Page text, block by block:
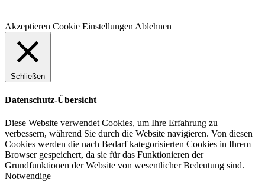
Akzeptieren Cookie Einstellungen Ablehnen
Schließen
Datenschutz-Übersicht
Diese Website verwendet Cookies, um Ihre Erfahrung zu
verbessern, während Sie durch die Website navigieren. Von diesen
Cookies werden die nach Bedarf kategorisierten Cookies in Ihrem
Browser gespeichert, da sie für das Funktionieren der
Grundfunktionen der Website von wesentlicher Bedeutung sind.
Notwendige